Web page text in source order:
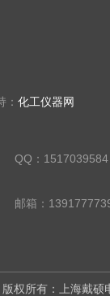
化工仪器网
QQ：1517039584
权所有：上海戴